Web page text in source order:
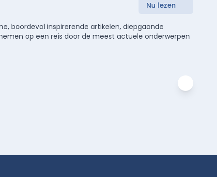
Nu lezen
boordevol inspirerende artikelen, diepgaande
op een reis door de meest actuele onderwerpen